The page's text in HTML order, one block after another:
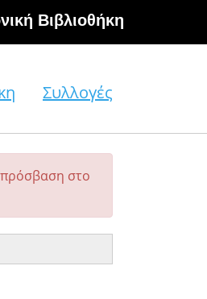
Βιβλιοθήκη
Συλλογές
στο